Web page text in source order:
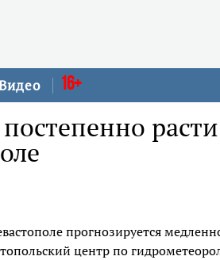
16+
прогнозируется
центр по